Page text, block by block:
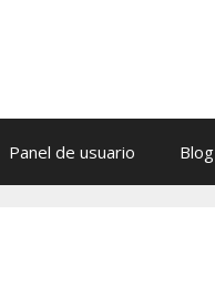
Panel de usuario Blog